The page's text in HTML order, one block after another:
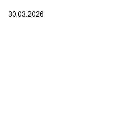
30.03.2026